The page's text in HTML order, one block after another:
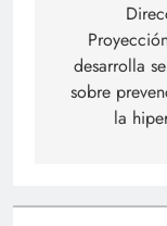
entradas
desarrolla
sobre
la